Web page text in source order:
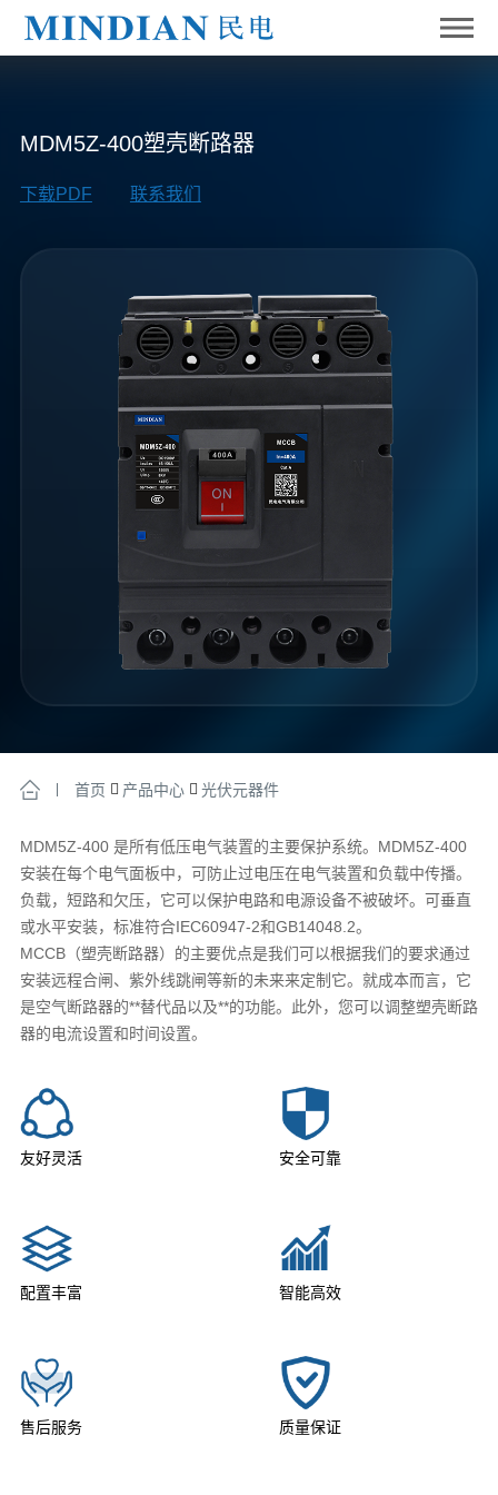
MDM5Z-400塑壳断路器
下载PDF 联系我们
首页 产品中心 光伏元器件
MDM5Z-400 是所有低压电气装置的主要保护系统。MDM5Z-400
安装在每个电气面板中，可防止过电压在电气装置和负载中传播。
负载，短路和欠压，它可以保护电路和电源设备不被破坏。可垂直
或水平安装，标准符合IEC60947-2和GB14048.2。
MCCB（塑壳断路器）的主要优点是我们可以根据我们的要求通过
安装远程合闸、紫外线跳闸等新的未来来定制它。就成本而言，它
是空气断路器的**替代品以及**的功能。此外，您可以调整塑壳断路
器的电流设置和时间设置。
友好灵活 安全可靠
配置丰富 智能高效
售后服务 质量保证